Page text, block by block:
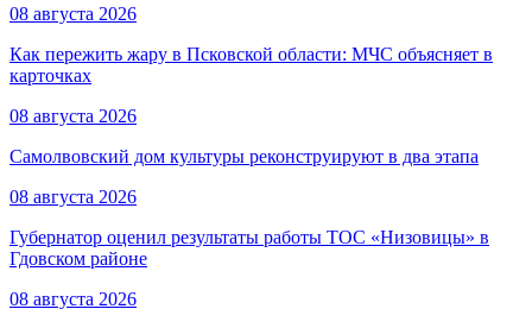
08 августа 2026
Как пережить жару в Псковской области: МЧС объясняет в
карточках
08 августа 2026
Самолвовский дом культуры реконструируют в два этапа
08 августа 2026
Губернатор оценил результаты работы ТОС «Низовицы» в
Гдовском районе
08 августа 2026